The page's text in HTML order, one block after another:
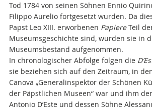
Tod 1784 von seinen Söhnen Ennio
Filippo Aurelio fortgesetzt wurden. Da
Papst Leo XIII. erworbenen PapiereTeil
Museumsgeschichte sind, wurden sie in
Museumsbestand aufgenommen.
In chronologischer Abfolge folgen die
sie beziehen sich auf den Zeitraum, in
Canova „Generalinspektor der Schönen
der Päpstlichen Museen“ war und ihm
Antonio D’Este und dessen Söhne